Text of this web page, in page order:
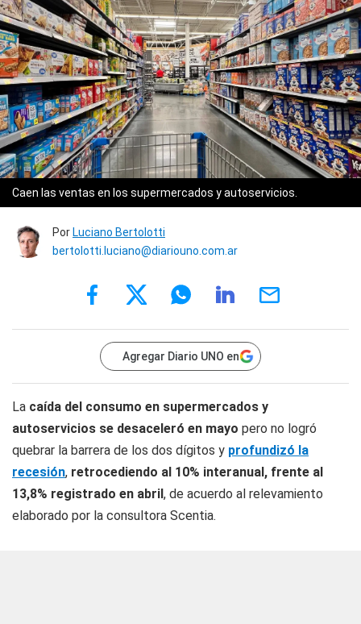
Caen las ventas en los supermercados y autoservicios.
Por Luciano Bertolotti
bertolotti.luciano@diariouno.com.ar
Agregar Diario UNO en
La caída del consumo en supermercados y
autoservicios se desaceleró en mayo pero no logró
quebrar la barrera de los dos dígitos y profundizó la
recesión, retrocediendo al 10% interanual, frente al
13,8% registrado en abril, de acuerdo al relevamiento
elaborado por la consultora Scentia.